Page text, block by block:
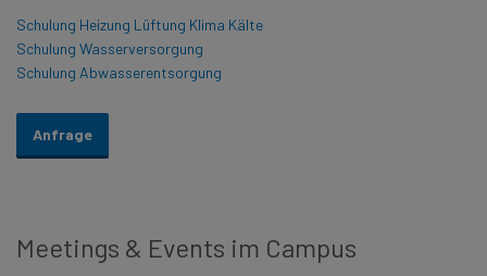
Schulung Heizung Lüftung Klima Kälte
Schulung Wasserversorgung
Schulung Abwasserentsorgung
Anfrage
Meetings & Events im Campus